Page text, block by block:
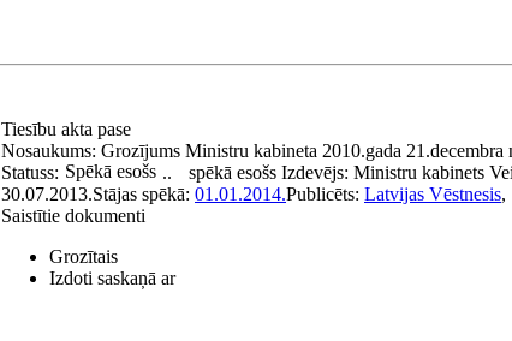
Tiesību akta pase
Nosaukums: Grozījums Ministru kabineta 2010.gada
..
Statuss: Spēkā esošs spēkā esošs Izdevējs: Ministru kabinets
30.07.2013.Stājas spēkā: 01.01.2014.Publicēts: Latvijas Vēstnesis,
Saistītie dokumenti
Grozītais
Izdoti saskaņā ar